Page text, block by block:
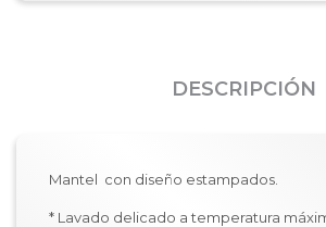
DESCRIPCIÓN
Mantel con diseño estampados.
* Lavado delicado a temperatura